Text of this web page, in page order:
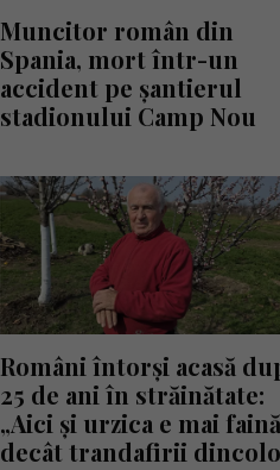
Muncitor român din
Spania, mort într-un
accident pe șantierul
stadionului Camp Nou
Români întorși acasă
25 de ani în străinătate:
„Aici și urzica e mai faină
decât trandafirii